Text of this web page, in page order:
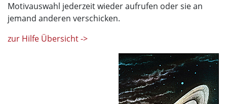
Motivauswahl jederzeit wieder aufrufen oder sie an
jemand anderen verschicken.
zur Hilfe Übersicht ->